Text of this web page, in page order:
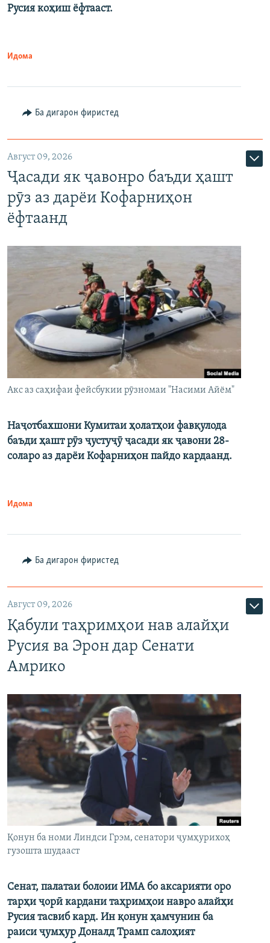
Русия коҳиш ёфтааст.
Идома
Ба дигарон фиристед
Август 09, 2026
Ҷасади як ҷавонро баъди ҳашт
рӯз аз дарёи Кофарниҳон
ёфтаанд
Акс аз саҳифаи фейсбукии рӯзномаи "Насими Айём"
Наҷотбахшони Кумитаи ҳолатҳои фавқулода
баъди ҳашт рӯз ҷустуҷӯ ҷасади як ҷавони 28-
соларо аз дарёи Кофарниҳон пайдо кардаанд.
Идома
Ба дигарон фиристед
Август 09, 2026
Қабули таҳримҳои нав алайҳи
Русия ва Эрон дар Сенати
Амрико
Қонун ба номи Линдси Грэм, сенатори ҷумҳурихоҳ
гузошта шудааст
Сенат, палатаи болоии ИМА бо аксарияти оро
тарҳи ҷорӣ кардани таҳримҳои навро алайҳи
Русия тасвиб кард. Ин қонун ҳамчунин ба
раиси ҷумҳур Доналд Трамп салоҳият